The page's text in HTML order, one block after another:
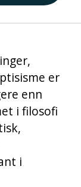
er
enn
i filosofi
i